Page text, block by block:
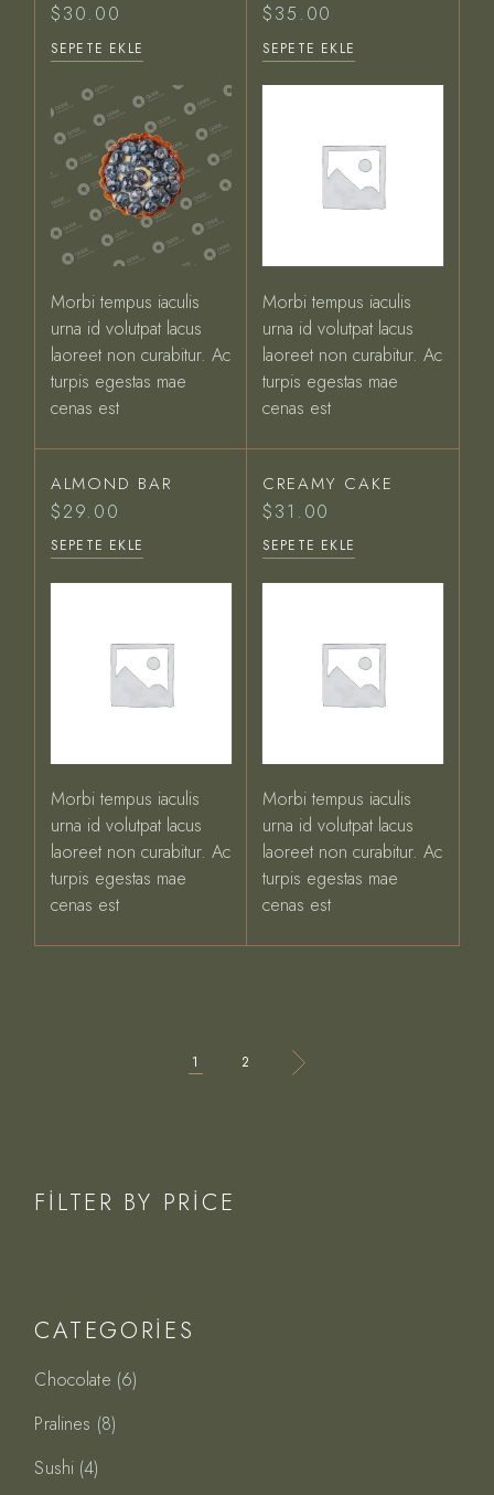
$30.00
SEPETE EKLE
Morbi tempus iaculis
urna id volutpat lacus
laoreet non curabitur. Ac
turpis egestas mae
cenas est
$35.00
SEPETE EKLE
Morbi tempus iaculis
urna id volutpat lacus
laoreet non curabitur. Ac
turpis egestas mae
cenas est
ALMOND BAR
$29.00
SEPETE EKLE
Morbi tempus iaculis
urna id volutpat lacus
laoreet non curabitur. Ac
turpis egestas mae
cenas est
CREAMY CAKE
$31.00
SEPETE EKLE
Morbi tempus iaculis
urna id volutpat lacus
laoreet non curabitur. Ac
turpis egestas mae
cenas est
1 2
FILTER BY PRICE
CATEGORIES
Chocolate 66
ürün
Pralines 88
ürün
Sushi 44
ürün